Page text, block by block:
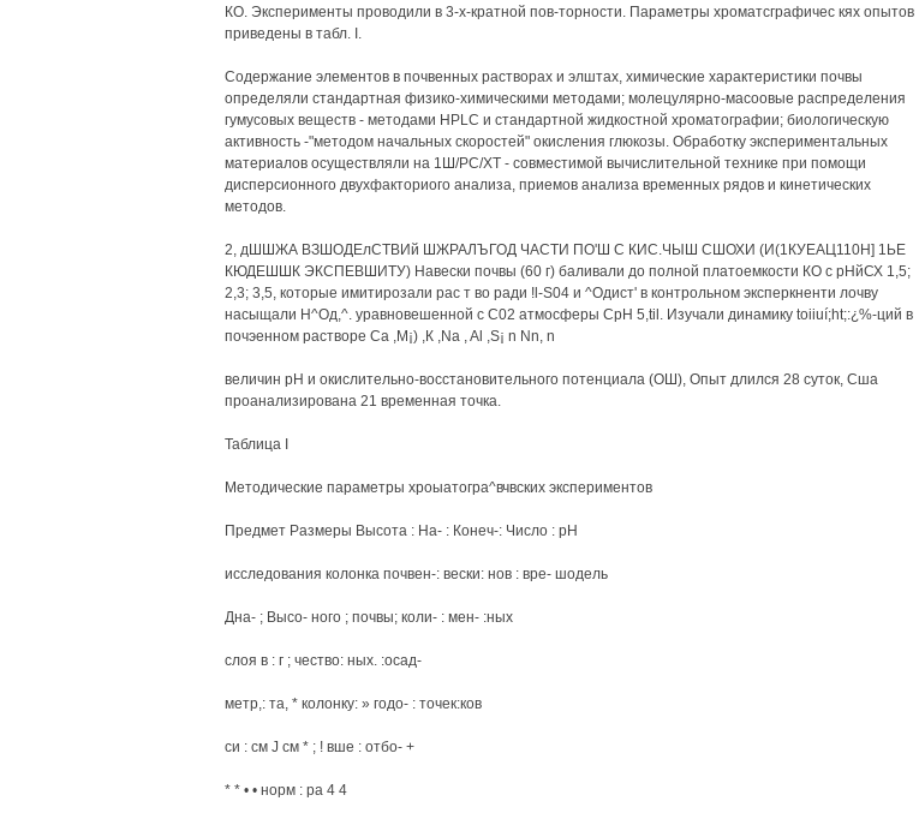
КО. Эксперименты проводили в 3-х-кратной пов-торности. Параметры хроматсграфичес кях опытов
приведены в табл. I.
Содержание элементов в почвенных растворах и элштах, химические характеристики почвы
определяли стандартная физико-химическими методами; молецулярно-масоовые распределения
гумусовых веществ - методами HPLC и стандартной жидкостной хроматографии; биологическую
активность -"методом начальных скоростей" окисления глюкозы. Обработку экспериментальных
материалов осуществляли на 1Ш/РС/ХТ - совместимой вычислительной технике при помощи
дисперсионного двухфакториого анализа, приемов анализа временных рядов и кинетических
методов.
2, дШШЖА ВЗШОДЕлСТВИй ШЖРАЛЪГОД ЧАСТИ ПО'Ш С КИС.ЧЫШ СШОХИ (И(1КУЕАЦ110Н] 1ЬЕ
КЮДЕШШК ЭКСПЕВШИТУ) Навески почвы (60 г) баливали до полной платоемкости КО с рНйСХ 1,5;
2,3; 3,5, которые имитирозали рас т во ради !l-S04 и ^Одист' в контрольном эксперкненти лочву
насыщали Н^Од,^. уравновешенной с С02 атмосферы СрН 5,til. Изучали динамику toiiuí;ht;:¿%-ций в
почэенном растворе Са ,M¡) ,К ,Na , Al ,S¡ n Nn, n
величин pH и окислительно-восстановительного потенциала (ОШ), Опыт длился 28 суток, Сша
проанализирована 21 временная точка.
Таблица I
Методические параметры хроыатогра^вчвских экспериментов
Предмет Размеры Высота : На- : Конеч-: Число : pH
исследования колонка почвен-: вески: нов : вре- шодель
Дна- ; Высо- ного ; почвы; коли- : мен- :ных
слоя в : г ; чество: ных. :осад-
метр,: та, * колонку: » годо- : точек:ков
си : см J см * ; ! вше : отбо- +
* * • • норм : ра 4 4